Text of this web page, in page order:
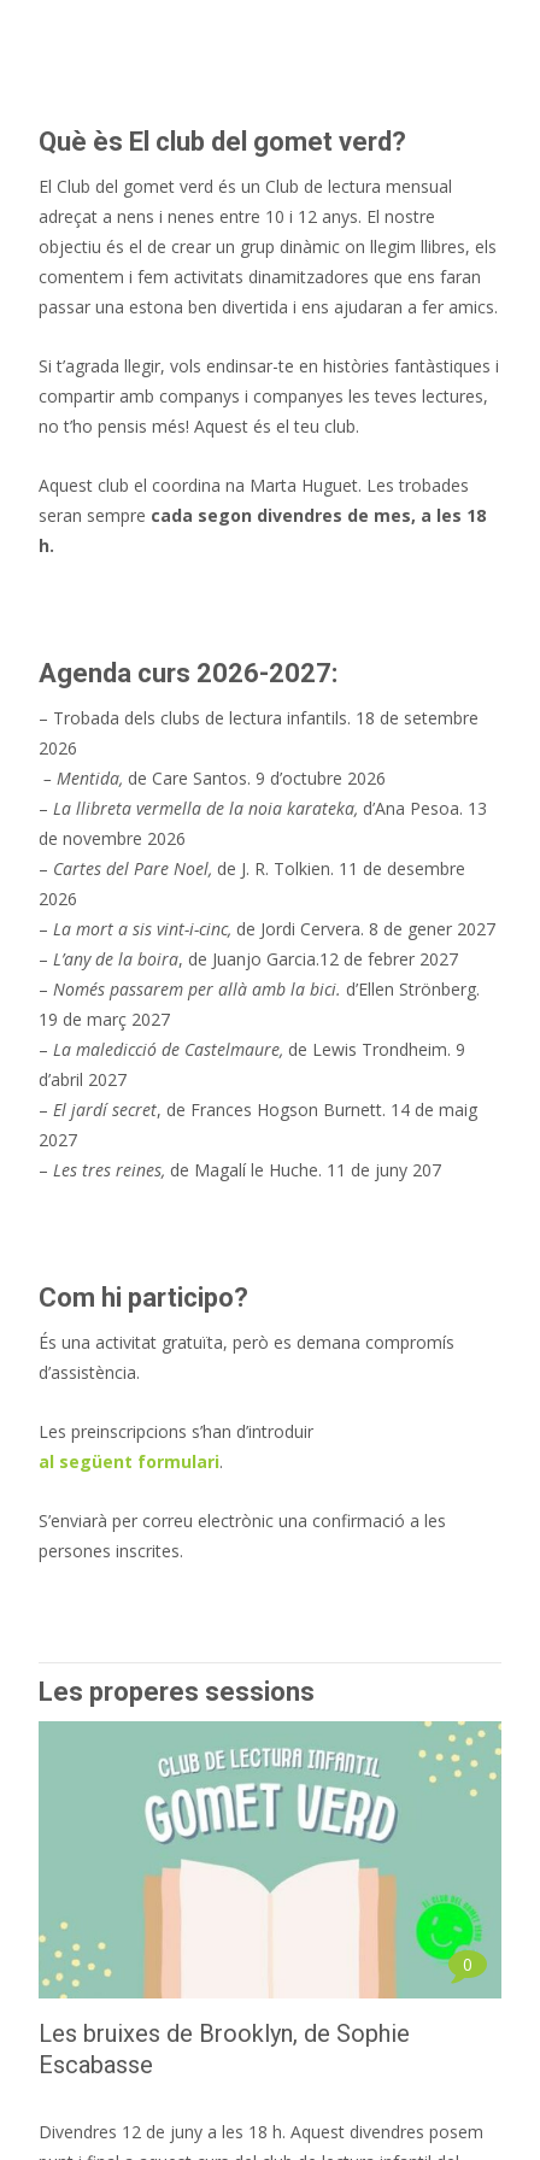
Què ès El club del gomet verd?
El Club del gomet verd és un Club de lectura mensual
adreçat a nens i nenes entre 10 i 12 anys. El nostre
objectiu és el de crear un grup dinàmic on llegim llibres, els
comentem i fem activitats dinamitzadores que ens faran
passar una estona ben divertida i ens ajudaran a fer amics.
Si t’agrada llegir, vols endinsar-te en històries fantàstiques i
compartir amb companys i companyes les teves lectures,
no t’ho pensis més! Aquest és el teu club.
Aquest club el coordina na Marta Huguet. Les trobades
seran sempre cada segon divendres de mes, a les 18
h.
Agenda curs 2026-2027:
– Trobada dels clubs de lectura infantils. 18 de setembre
2026
– Mentida, de Care Santos. 9 d’octubre 2026
– La llibreta vermella de la noia karateka, d’Ana Pesoa. 13
de novembre 2026
– Cartes del Pare Noel, de J. R. Tolkien. 11 de desembre
2026
– La mort a sis vint-i-cinc, de Jordi Cervera. 8 de gener 2027
– L’any de la boira, de Juanjo Garcia.12 de febrer 2027
– Només passarem per allà amb la bici. d’Ellen Strönberg.
19 de març 2027
– La maledicció de Castelmaure, de Lewis Trondheim. 9
d’abril 2027
– El jardí secret, de Frances Hogson Burnett. 14 de maig
2027
– Les tres reines, de Magalí le Huche. 11 de juny 207
Com hi participo?
És una activitat gratuïta, però es demana compromís
d’assistència.
Les preinscripcions s’han d’introduir
al següent formulari.
S’enviarà per correu electrònic una confirmació a les
persones inscrites.
Les properes sessions
0
Les bruixes de Brooklyn, de Sophie
Escabasse
Divendres 12 de juny a les 18 h. Aquest divendres posem